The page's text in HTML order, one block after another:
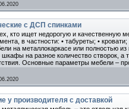
с ДСП спинками
кто ищет недорогую и качественную
в частности: • табуреты; •
на металлокаркасе или полностью
шкафы на разное количество створок,
Основные параметры мебели –
у производителя с доставкой